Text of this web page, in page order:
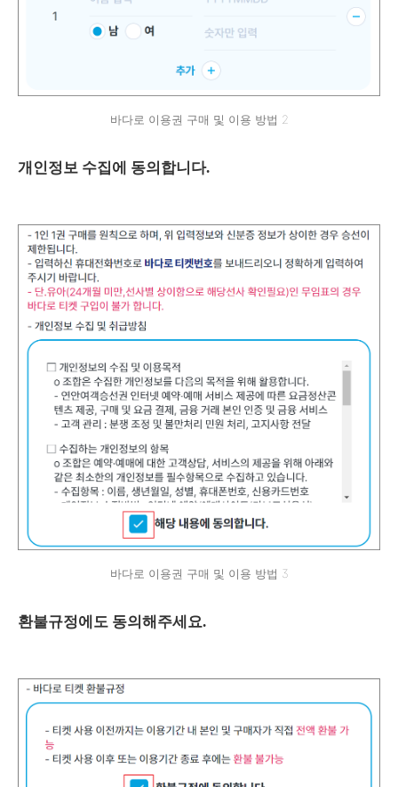
바다로 이용권 구매 및 이용 방법 2
개인정보 수집에 동의합니다.
바다로 이용권 구매 및 이용 방법 3
환불규정에도 동의해주세요.